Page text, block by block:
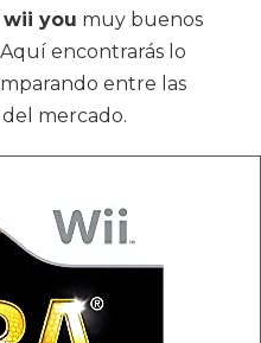
you muy buenos
encontrarás lo
entre las
mercado.